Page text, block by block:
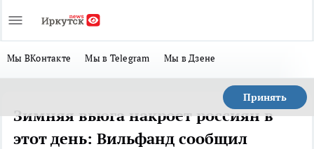
Мы ВКонтакте Мы в Telegram Мы в Дзене
Принять
Зимняя вьюга накроет россиян в
этот день: Вильфанд сообщил